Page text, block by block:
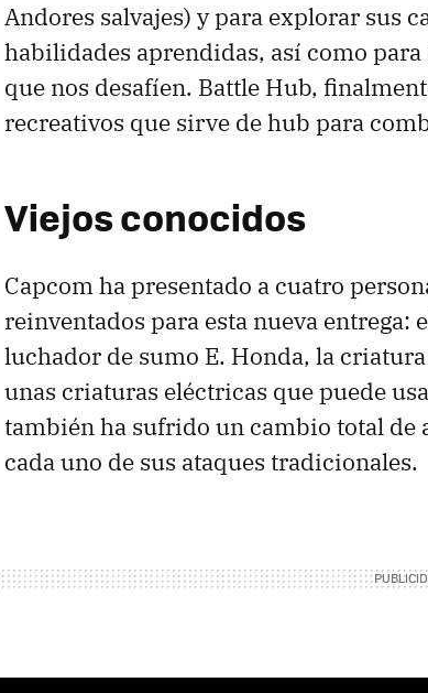
Andores salvajes) y para explorar sus
habilidades aprendidas, así como
que nos desafíen. Battle Hub,
recreativos que sirve de hub para
Viejos conocidos
Capcom ha presentado a cuatro
reinventados para esta nueva entrega:
luchador de sumo E. Honda, la
unas criaturas eléctricas que puede
también ha sufrido un cambio total de
cada uno de sus ataques tradicionales.